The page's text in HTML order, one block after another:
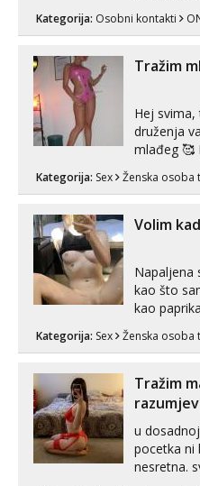
Kategorija: Osobni kontakti
Tražim
Hej
druženja
mlađeg 🥰 Klikni na link ispod i nadji me
Kategorija: Sex Ženska osoba
Volim
Napaljena
kao što
kao
puta
link ispod i
Kategorija: Sex Ženska osoba
Tražim
u
pocetka ni
nesretna.